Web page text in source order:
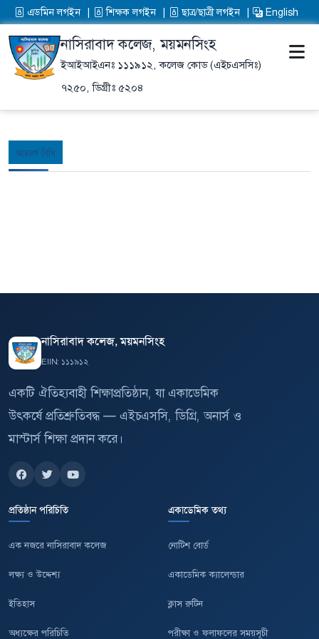
এডমিন লগইন শিক্ষক লগইন ছাত্র/ছাত্রী লগইন English
নাসিরাবাদ কলেজ, ময়মনসিংহ
ইআইআইএনঃ ১১১৯১২, কলেজ কোড (এইচএসসিঃ)
৭২৫০, ডিগ্রীঃ ৫২০৪
আচরণ বিধি
নাসিরাবাদ কলেজ, ময়মনসিংহ
EIIN: ১১১৯১২
একটি ঐতিহ্যবাহী শিক্ষাপ্রতিষ্ঠান, যা একাডেমিক
উৎকর্ষে প্রতিশ্রুতিবদ্ধ — এইচএসসি, ডিগ্রি, অনার্স ও
মাস্টার্স শিক্ষা প্রদান করে।
প্রতিষ্ঠান পরিচিতি
এক নজরে নাসিরাবাদ কলেজ
লক্ষ্য ও উদ্দেশ্য
ইতিহাস
অধ্যক্ষের পরিচিতি
একাডেমিক তথ্য
নোটিশ বোর্ড
একাডেমিক ক্যালেন্ডার
ক্লাস রুটিন
পরীক্ষা ও ফলাফলের সময়সূচী